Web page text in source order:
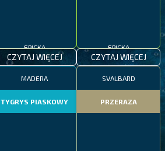
EPICKA
CZYTAJ WIĘCEJ
EPICKA
CZYTAJ WIĘCEJ
MADERA
TYGRYS PIASKOWY
SVALBARD
PRZERAZA